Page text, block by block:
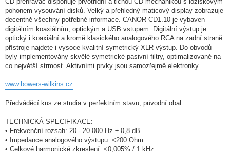
pohonem vysouvání disků. Velký a přehledný maticový display zobrazuje
decentně všechny potřebné informace. CANOR CD1.10 je vybaven
digitálním koaxiálním, optickým a USB vstupem. Digitální výstup je
optický i koaxiální a kromě klasického analogového RCA na zadní straně
přístroje najdete i vysoce kvalitní symetrický XLR výstup. Do obvodů
byly implementovány skvělé symetrické pasivní filtry, optimalizované na
co největší strmost. Aktivními prvky jsou samozřejmě elektronky.
www.bowers-wilkins.cz
Předváděcí kus ze studia v perfektním stavu, původní obal
TECHNICKÁ SPECIFIKACE:
• Frekvenční rozsah: 20 - 20 000 Hz ± 0,8 dB
• Impedance analogového výstupu: <200 Ohm
• Celkové harmonické zkreslení: <0,005% / 1 kHz